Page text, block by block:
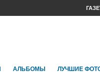
АЛЬБОМЫ ЛУЧШИЕ